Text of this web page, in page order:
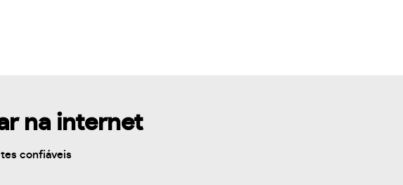
na internet
confiáveis